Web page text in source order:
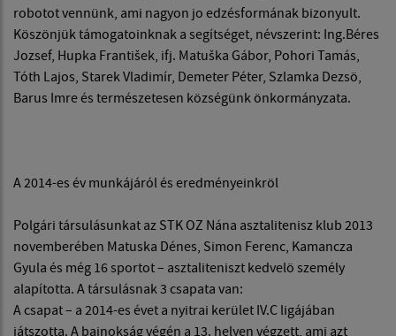
robotot vennünk, ami nagyon jo edzésformának bizonyult.
Köszönjük támogatoinknak a segítséget, névszerint: Ing.Béres
Jozsef, Hupka František, ifj. Matuška Gábor, Pohori Tamás,
Tóth Lajos, Starek Vladimír, Demeter Péter, Szlamka Dezsö,
Barus Imre és természetesen községünk önkormányzata.
A 2014-es év munkájáról és eredményeinkröl
Polgári társulásunkat az STK OZ Nána asztalitenisz klub 2013
novemberében Matuska Dénes, Simon Ferenc, Kamancza
Gyula és még 16 sportot – asztaliteniszt kedvelö személy
alapította. A társulásnak 3 csapata van:
A csapat – a 2014-es évet a nyitrai kerület IV.C ligájában
játszotta. A bajnokság végén a 13. helyen végzett, ami azt